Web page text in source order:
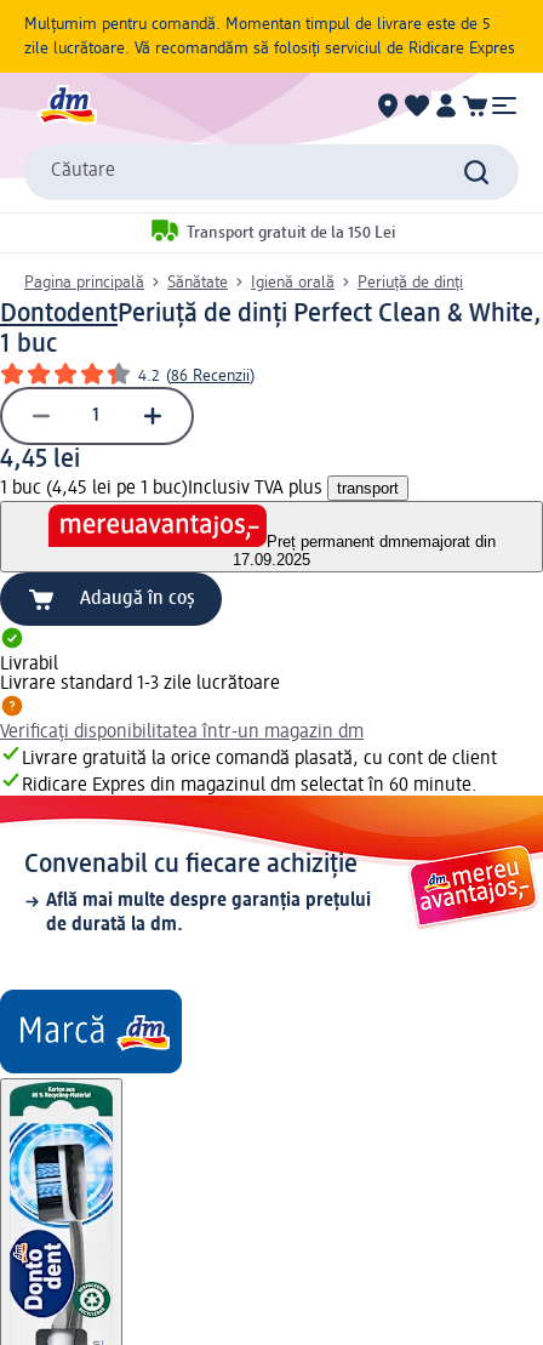
Mulțumim pentru comandă. Momentan timpul de livrare este de 5
zile lucrătoare. Vă recomandăm să folosiți serviciul de Ridicare Expres
Căutare
Transport gratuit de la 150 Lei
Pagina principală Sănătate Igienă orală Periuță de dinți
DontodentPeriuță de dinți Perfect Clean & White,
1 buc
4.2 (86 Recenzii)
4,45 lei
1 buc (4,45 lei pe 1 buc) Inclusiv TVA plus transport
Preț permanent dmnemajorat din
17.09.2025
Adaugă în coș
Livrabil
Livrare standard 1-3 zile lucrătoare
Verificați disponibilitatea într-un magazin dm
Livrare gratuită la orice comandă plasată, cu cont de client
Ridicare Expres din magazinul dm selectat în 60 minute.
Convenabil cu fiecare achiziție
Află mai multe despre garanția prețului
de durată la dm.